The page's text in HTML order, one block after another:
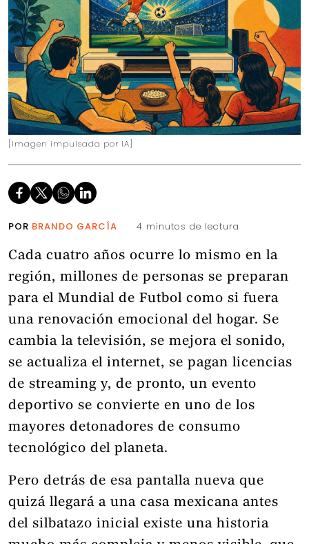
[Imagen impulsada por IA]
POR BRANDO GARCÍA 4 minutos de lectura
Cada cuatro años ocurre lo mismo en la
región, millones de personas se preparan
para el Mundial de Futbol como si fuera
una renovación emocional del hogar. Se
cambia la televisión, se mejora el sonido,
se actualiza el internet, se pagan licencias
de streaming y, de pronto, un evento
deportivo se convierte en uno de los
mayores detonadores de consumo
tecnológico del planeta.
Pero detrás de esa pantalla nueva que
quizá llegará a una casa mexicana antes
del silbatazo inicial existe una historia